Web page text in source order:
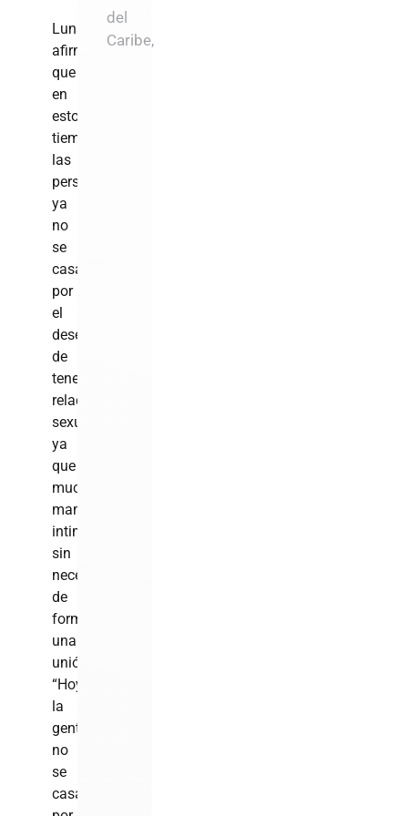
Luna
afirmó
que
en
estos
tiempos
las
personas
ya
no
se
casan
por
el
deseo
de
tener
relaciones
sexuales,
ya
que
muchas
mantienen
intimidad
sin
necesidad
de
formalizar
una
unión.
“Hoy
la
gente
no
se
casa
del
Caribe,